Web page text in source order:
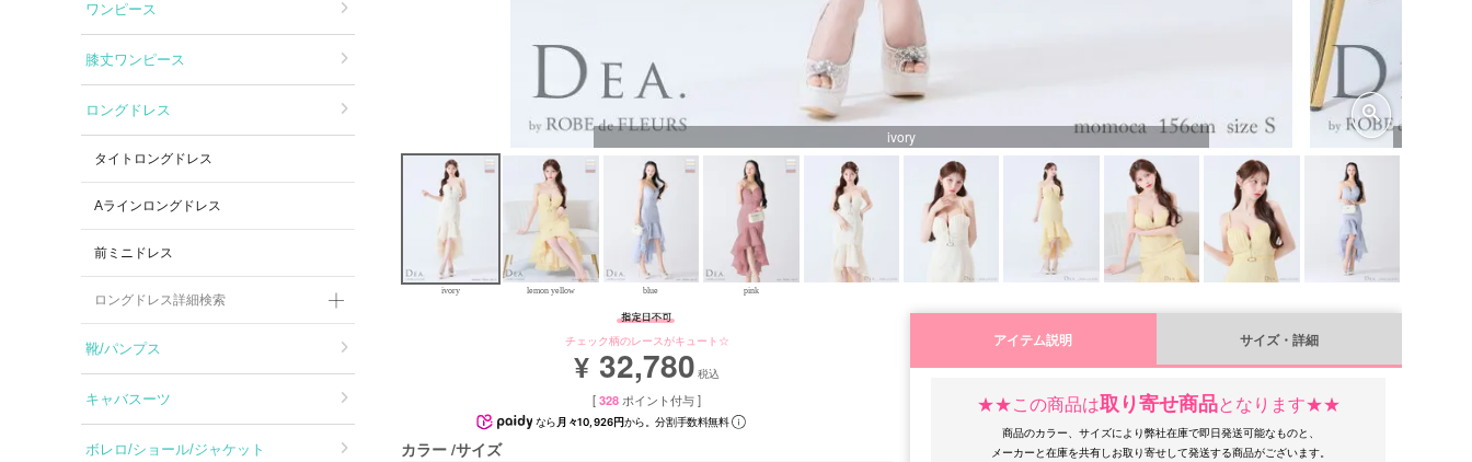
ワンピース
膝丈ワンピース
ロングドレス
タイトロングドレス
Aラインロングドレス
前ミニドレス
ロングドレス詳細検索
靴/パンプス
キャバスーツ
ボレロ/ショール/ジャケット
ivory
ivory lemon yellow blue pink
チェック柄のレースがキュート☆
¥ 32,780 税込
[328 ポイント付与 ]
なら 月々10,926円から。分割手数料無料
カラー サイズ
アイテム説明 サイズ・詳細
★★この商品は取り寄せ商品となります★★
商品のカラー、サイズにより弊社在庫で即日発送可能なものと、
メーカーと在庫を共有しお取り寄せして発送する商品がございます。